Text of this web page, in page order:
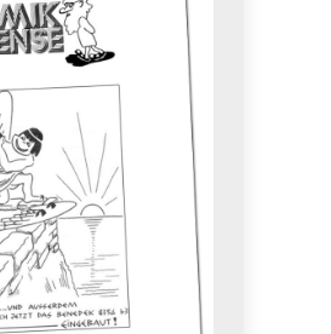
Quicklinks
News
Termine
Ergebnisse
bezahlen mit / pay by
PayPal